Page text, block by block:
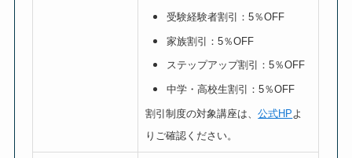
受験経験者割引：5％OFF
家族割引：5％OFF
ステップアップ割引：5％OFF
中学・高校生割引：5％OFF
割引制度の対象講座は、公式HPよ
りご確認ください。